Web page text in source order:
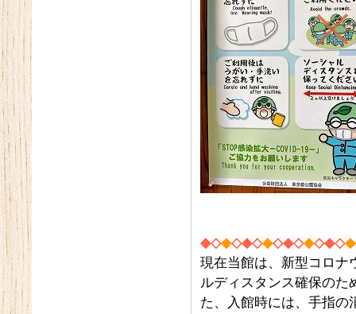
◆◇◆◇◆◇◆◇◆◇◆◇◆◇◆
現在当館は、新型コロナ
ルディスタンス確保のた
た、入館時には、手指の